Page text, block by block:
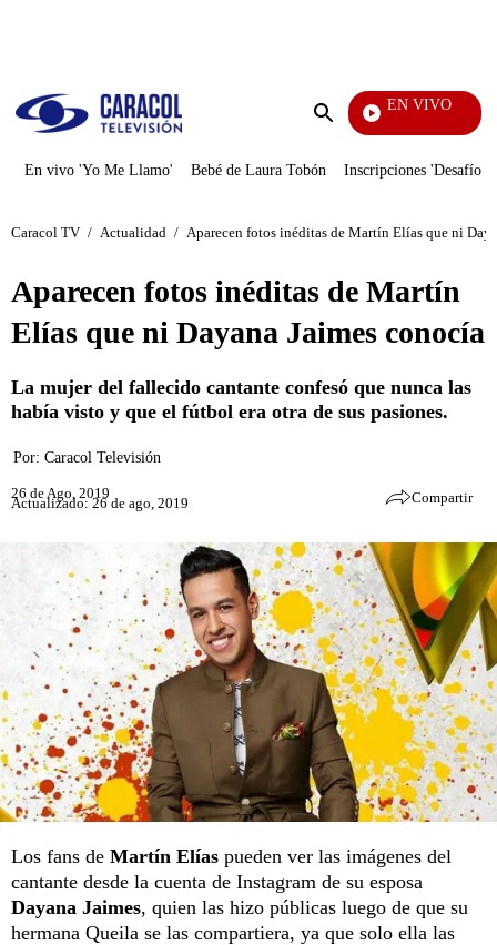
Enviar
EN VIVO
En vivo 'Yo Me Llamo' Bebé de Laura Tobón Inscripciones 'Desafío'
Caracol TV / Actualidad / Aparecen fotos inéditas de Martín Elías que ni
Aparecen fotos inéditas de Martín
Elías que ni Dayana Jaimes conocía
La mujer del fallecido cantante confesó que nunca las
había visto y que el fútbol era otra de sus pasiones.
Por: Caracol Televisión
26 de Ago, 2019
Actualizado: 26 de ago, 2019 Compartir
Los fans de Martín Elías pueden ver las imágenes del
cantante desde la cuenta de Instagram de su esposa
Dayana Jaimes, quien las hizo públicas luego de que su
hermana Queila se las compartiera, ya que solo ella las